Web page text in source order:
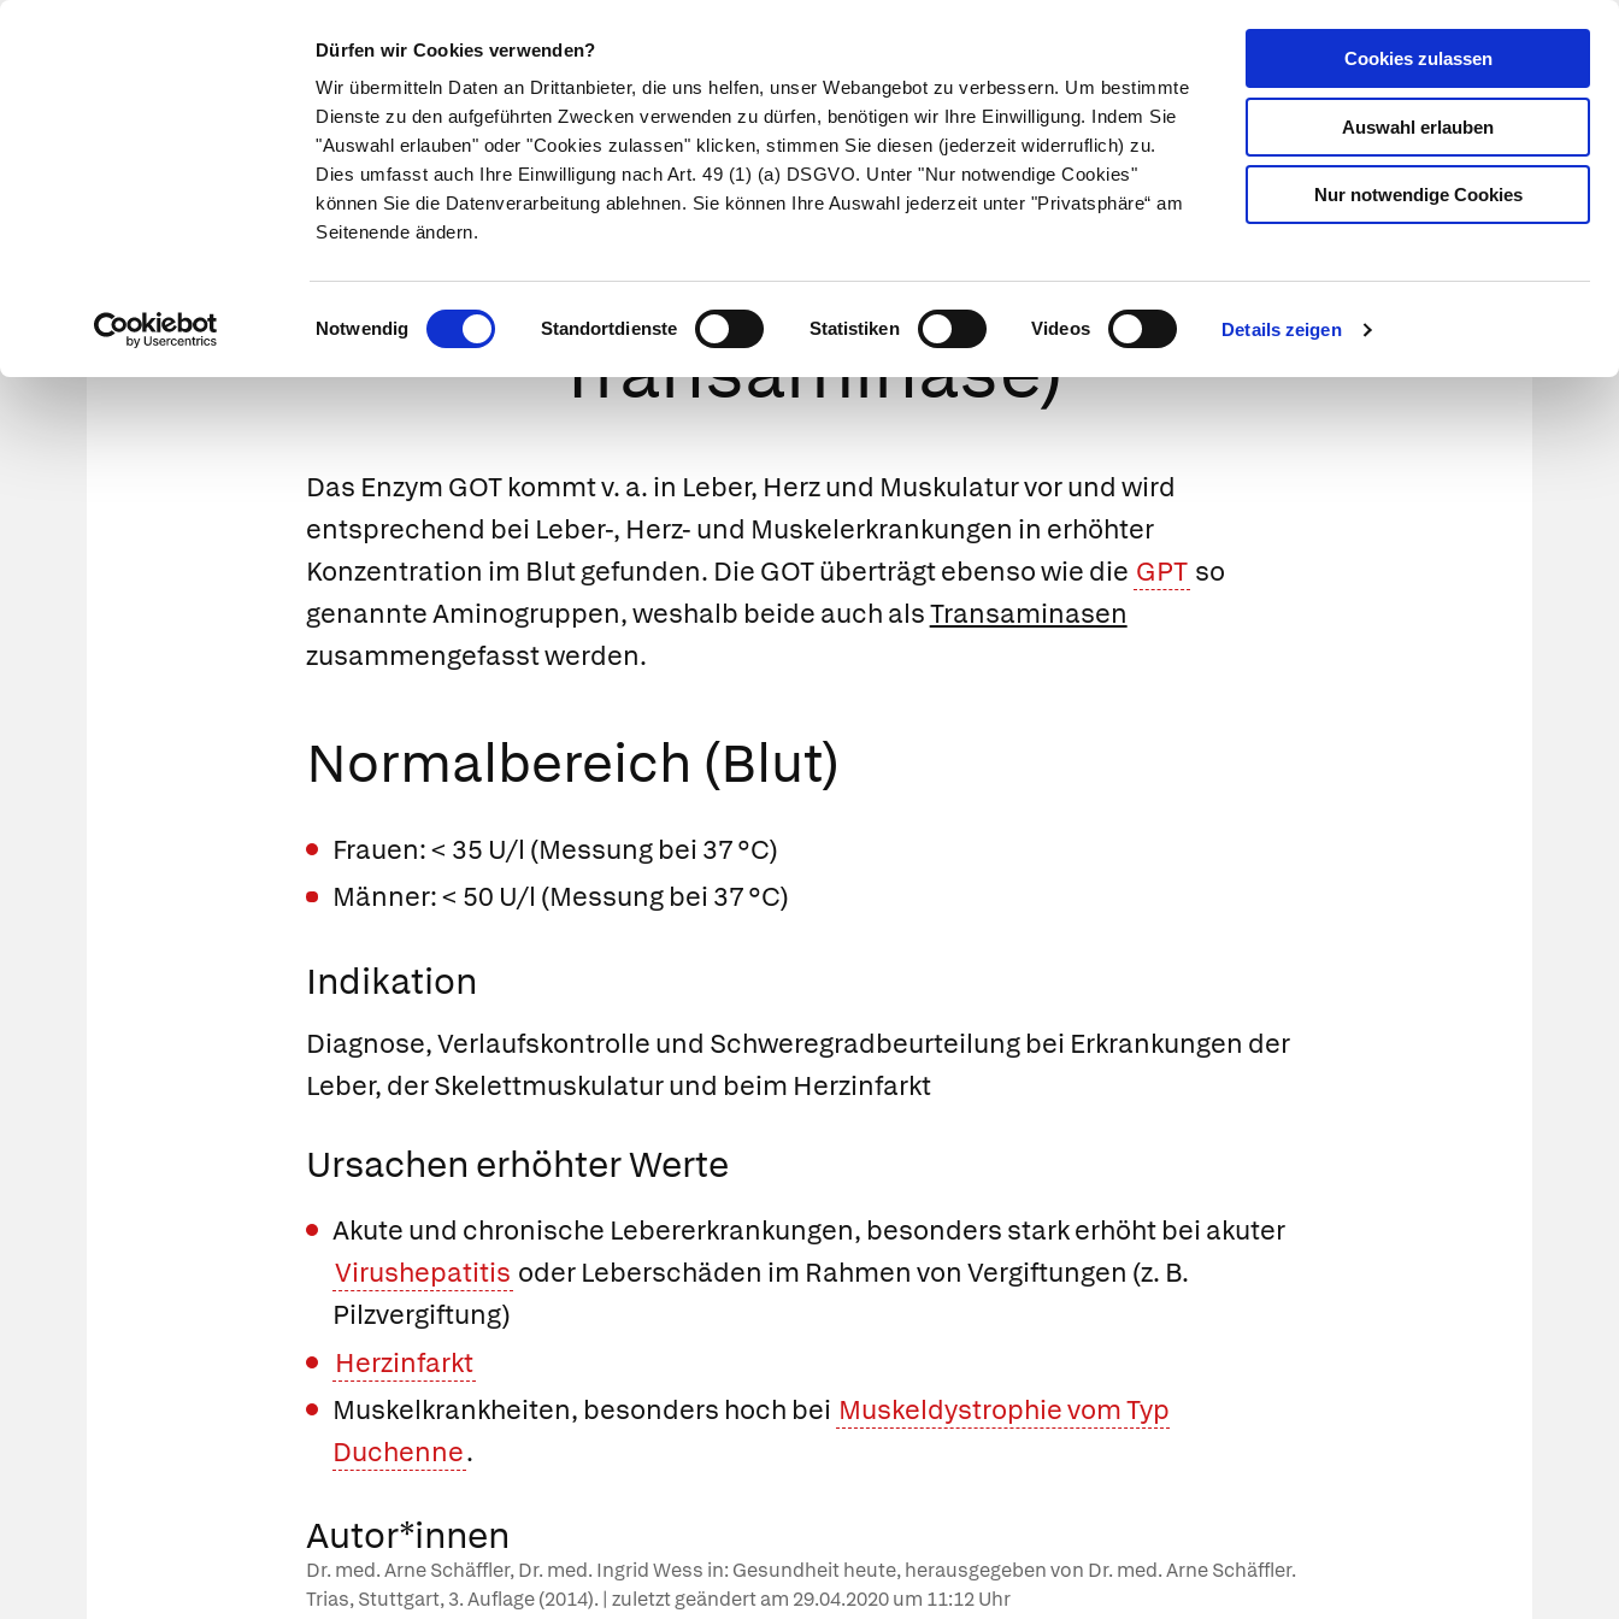
Dürfen wir Cookies verwenden?
Wir übermitteln Daten an Drittanbieter, die uns helfen, unser Webangebot zu verbessern. Um bestimmte
Dienste zu den aufgeführten Zwecken verwenden zu dürfen, benötigen wir Ihre Einwilligung. Indem Sie
"Auswahl erlauben" oder "Cookies zulassen" klicken, stimmen Sie diesen (jederzeit widerruflich) zu.
Dies umfasst auch Ihre Einwilligung nach Art. 49 (1) (a) DSGVO. Unter "Nur notwendige Cookies"
können Sie die Datenverarbeitung ablehnen. Sie können Ihre Auswahl jederzeit unter "Privatsphäre“ am
Seitenende ändern.
Einwilligungsauswahl
Notwendig Standortdienste Statistiken Videos Details zeigen
Cookies zulassen
Auswahl erlauben
Nur notwendige Cookies
Kundenlogin
Suche
Symptome Therapie Medikamente Naturheilkunde Eltern & Kind Gesund leben Über uns
GOT (Glutamat-Oxalacetat-
Transaminase)
Das Enzym GOT kommt v. a. in Leber, Herz und Muskulatur vor und wird
entsprechend bei Leber-, Herz- und Muskelerkrankungen in erhöhter
Konzentration im Blut gefunden. Die GOT überträgt ebenso wie die GPT so
genannte Aminogruppen, weshalb beide auch alsTransaminasen
zusammengefasst werden.
Normalbereich (Blut)
Frauen: < 35 U/l (Messung bei 37 °C)
Männer: < 50 U/l (Messung bei 37 °C)
Indikation
Diagnose, Verlaufskontrolle und Schweregradbeurteilung bei Erkrankungen der
Leber, der Skelettmuskulatur und beim Herzinfarkt
Ursachen erhöhter Werte
Akute und chronische Lebererkrankungen, besonders stark erhöht bei akuter
Virushepatitis oder Leberschäden im Rahmen von Vergiftungen (z. B.
Pilzvergiftung)
Herzinfarkt
Muskelkrankheiten, besonders hoch bei Muskeldystrophie vom Typ
Duchenne.
Autor*innen
Dr. med. Arne Schäffler, Dr. med. Ingrid Wess in: Gesundheit heute, herausgegeben von Dr. med. Arne Schäffler.
Trias, Stuttgart, 3. Auflage (2014). | zuletzt geändert am 29.04.2020um 11:12 Uhr